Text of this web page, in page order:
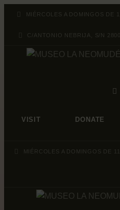
MIÉRCOLES A DOMINGOS DE
C/ANTONIO NEBRIJA, S/N
VISIT DONATE
MIÉRCOLES A DOMINGOS DE
ABOUT